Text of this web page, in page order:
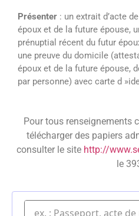
Présenter : un extrait d’acte
époux et de la future épouse,
prénuptial récent du futur
une preuve du domicile
époux et de la future épouse,
par personne) avec carte d
Pour tous renseignements
télécharger des papiers
consulter le site http://
le